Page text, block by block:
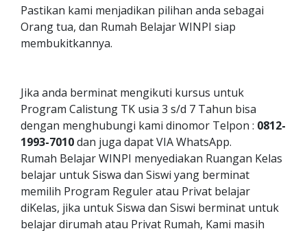
Pastikan kami menjadikan pilihan anda sebagai
Orang tua, dan Rumah Belajar WINPI siap
membukitkannya.
Jika anda berminat mengikuti kursus untuk
Program Calistung TK usia 3 s/d 7 Tahun bisa
dengan menghubungi kami dinomor Telpon : 0812-
1993-7010dan juga dapat VIA WhatsApp.
Rumah Belajar WINPI menyediakan Ruangan Kelas
belajar untuk Siswa dan Siswi yang berminat
memilih Program Reguler atau Privat belajar
diKelas, jika untuk Siswa dan Siswi berminat untuk
belajar dirumah atau Privat Rumah, Kami masih